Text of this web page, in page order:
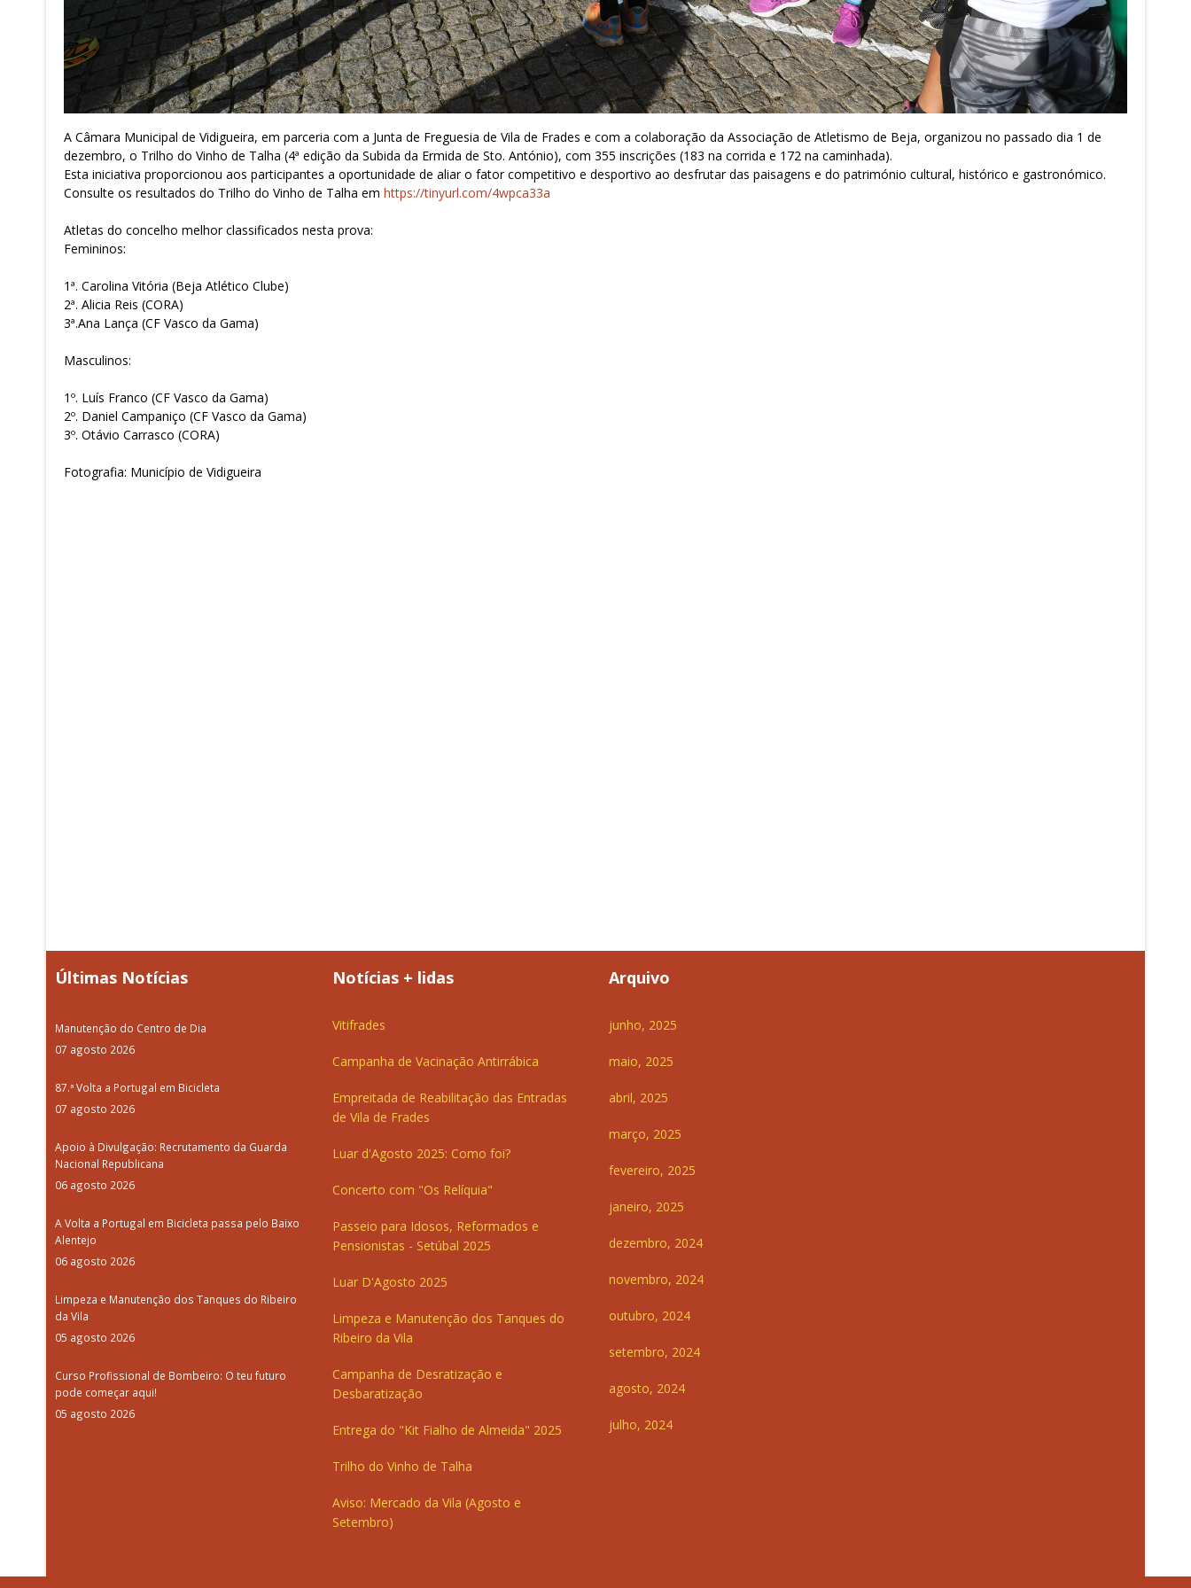
A Câmara Municipal de Vidigueira, em parceria com a Junta de Freguesia de Vila de Frades e com a colaboração da Associação de Atletismo de Beja, organizou no passado dia 1 de
dezembro, o Trilho do Vinho de Talha (4ª edição da Subida da Ermida de Sto. António), com 355 inscrições (183 na corrida e 172 na caminhada).
Esta iniciativa proporcionou aos participantes a oportunidade de aliar o fator competitivo e desportivo ao desfrutar das paisagens e do património cultural, histórico e gastronómico.
Consulte os resultados do Trilho do Vinho de Talha em https://tinyurl.com/4wpca33a
Atletas do concelho melhor classificados nesta prova:
Femininos:
1ª. Carolina Vitória (Beja Atlético Clube)
2ª. Alicia Reis (CORA)
3ª.Ana Lança (CF Vasco da Gama)
Masculinos:
1º. Luís Franco (CF Vasco da Gama)
2º. Daniel Campaniço (CF Vasco da Gama)
3º. Otávio Carrasco (CORA)
Fotografia: Município de Vidigueira
Últimas Notícias
Manutenção do Centro de Dia
07 agosto 2026
87.ª Volta a Portugal em Bicicleta
07 agosto 2026
Apoio à Divulgação: Recrutamento da Guarda
Nacional Republicana
06 agosto 2026
A Volta a Portugal em Bicicleta passa pelo Baixo
Alentejo
06 agosto 2026
Limpeza e Manutenção dos Tanques do Ribeiro
da Vila
05 agosto 2026
Curso Profissional de Bombeiro: O teu futuro
pode começar aqui!
05 agosto 2026
Notícias + lidas
Vitifrades
Campanha de Vacinação Antirrábica
Empreitada de Reabilitação das Entradas
de Vila de Frades
Luar d'Agosto 2025: Como foi?
Concerto com "Os Relíquia"
Passeio para Idosos, Reformados e
Pensionistas - Setúbal 2025
Luar D'Agosto 2025
Limpeza e Manutenção dos Tanques do
Ribeiro da Vila
Campanha de Desratização e
Desbaratização
Entrega do "Kit Fialho de Almeida" 2025
Trilho do Vinho de Talha
Aviso: Mercado da Vila (Agosto e
Setembro)
Arquivo
junho, 2025
maio, 2025
abril, 2025
março, 2025
fevereiro, 2025
janeiro, 2025
dezembro, 2024
novembro, 2024
outubro, 2024
setembro, 2024
agosto, 2024
julho, 2024